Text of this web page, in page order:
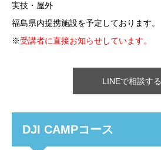
実技・屋外
福島県内提携施設を予定しております。
※受講者に直接お知らせしています。
LINEで相談する
DJI CAMPコース